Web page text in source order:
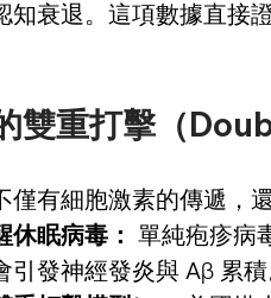
知衰退。這項數據直接
雙重打擊（
僅有細胞激素的傳遞，
休眠病毒： 單純疱疹病
引發神經發炎與 Aβ 累積